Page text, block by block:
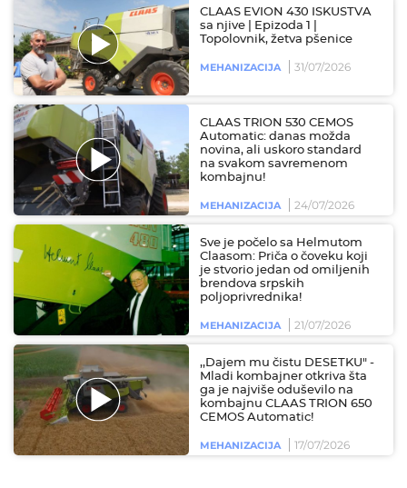
CLAAS EVION 430 ISKUSTVA
sa njive | Epizoda 1 |
Topolovnik, žetva pšenice
MEHANIZACIJA 31/07/2026
CLAAS TRION 530 CEMOS
Automatic: danas možda
novina, ali uskoro standard
na svakom savremenom
kombajnu!
MEHANIZACIJA 24/07/2026
Sve je počelo sa Helmutom
Claasom: Priča o čoveku koji
je stvorio jedan od omiljenih
brendova srpskih
poljoprivrednika!
MEHANIZACIJA 21/07/2026
,,Dajem mu čistu DESETKU" -
Mladi kombajner otkriva šta
ga je najviše oduševilo na
kombajnu CLAAS TRION 650
CEMOS Automatic!
MEHANIZACIJA 17/07/2026